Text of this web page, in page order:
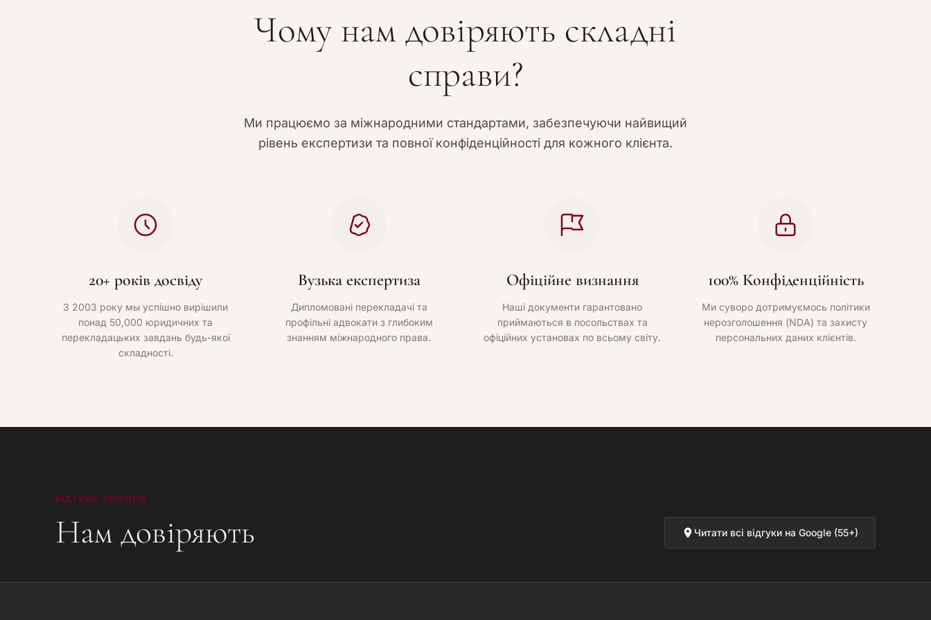
Чому нам довіряють складні
справи?
Ми працюємо за міжнародними стандартами, забезпечуючи найвищий
рівень експертизи та повної конфіденційності для кожного клієнта.
20+ років досвіду
З 2003 року мы успішно вирішили
понад 50,000 юридичних та
перекладацьких завдань будь-якої
складності.
Вузька експертиза
Дипломовані перекладачі та
профільні адвокати з глибоким
знанням міжнародного права.
Офіційне визнання
Наші документи гарантовано
приймаються в посольствах та
офіційних установах по всьому світу.
100% Конфіденційність
Ми суворо дотримуємось політики
нерозголошення (NDA) та захисту
персональних даних клієнтів.
ВІДГУКИ КЛІЄНТІВ
Нам довіряють Читати всі відгуки на Google (55+)